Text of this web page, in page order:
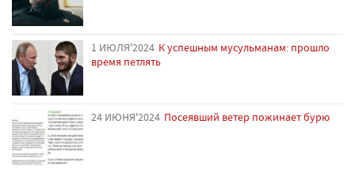
1 ИЮЛЯ'2024 К успешным мусульманам: прошло
время петлять
24 ИЮНЯ'2024 Посеявший ветер пожинает бурю